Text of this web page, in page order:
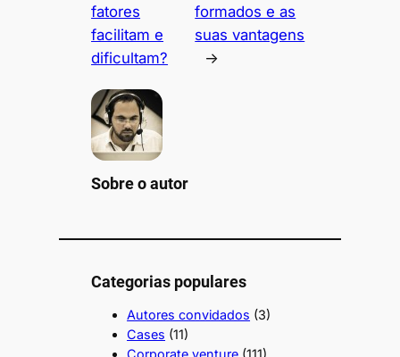
fatores
facilitam e
dificultam?
formados e as
suas vantagens
→
Sobre o autor
Categorias populares
Autores convidados (3)
Cases (11)
Corporate venture (111)